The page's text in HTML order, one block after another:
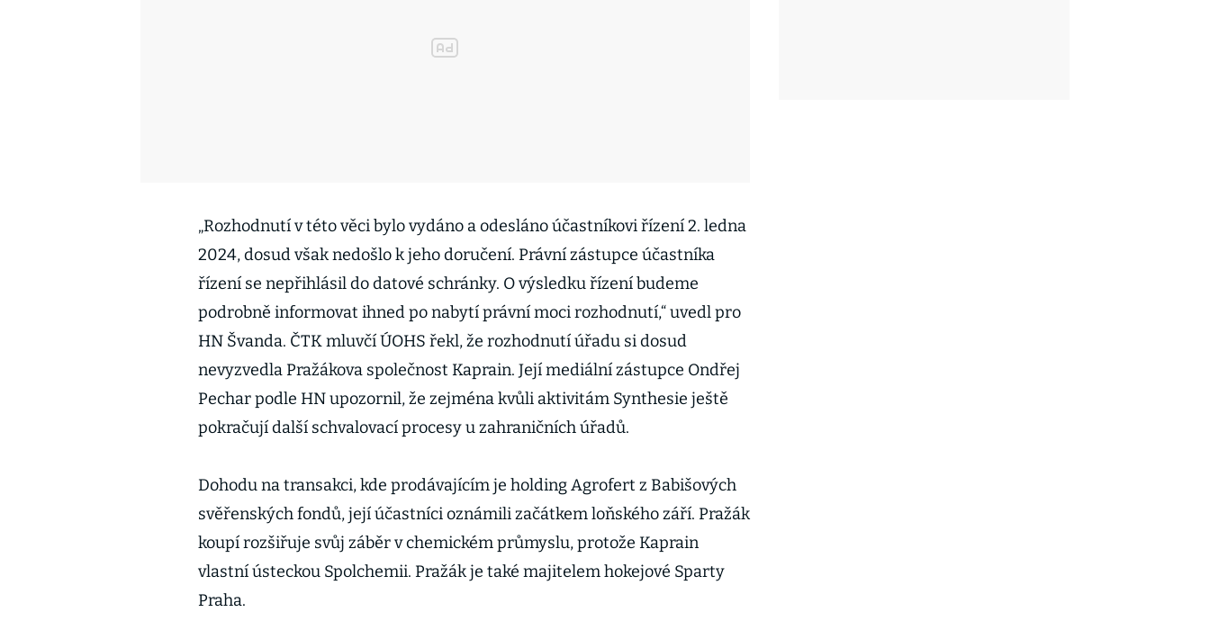
„Rozhodnutí v této věci bylo vydáno a odesláno účastníkovi řízení 2. ledna
2024, dosud však nedošlo k jeho doručení. Právní zástupce účastníka
řízení se nepřihlásil do datové schránky. O výsledku řízení budeme
podrobně informovat ihned po nabytí právní moci rozhodnutí,“ uvedl pro
HN Švanda. ČTK mluvčí ÚOHS řekl, že rozhodnutí úřadu si dosud
nevyzvedla Pražákova společnost Kaprain. Její mediální zástupce Ondřej
Pechar podle HN upozornil, že zejména kvůli aktivitám Synthesie ještě
pokračují další schvalovací procesy u zahraničních úřadů.
Dohodu na transakci, kde prodávajícím je holding Agrofert z Babišových
svěřenských fondů, její účastníci oznámili začátkem loňského září. Pražák
koupí rozšiřuje svůj záběr v chemickém průmyslu, protože Kaprain
vlastní ústeckou Spolchemii. Pražák je také majitelem hokejové Sparty
Praha.